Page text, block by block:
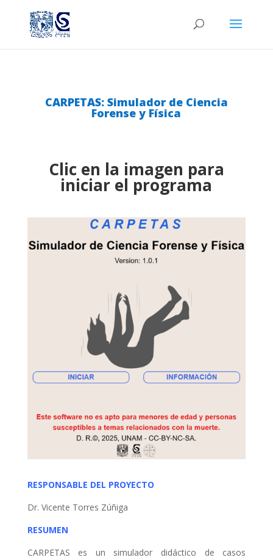
CARPETAS: Simulador de Ciencia
Forense y Física
Clic en la imagen para
iniciar el programa
RESPONSABLE DEL PROYECTO
Dr. Vicente Torres Zúñiga
RESUMEN
CARPETAS es un simulador didáctico de casos